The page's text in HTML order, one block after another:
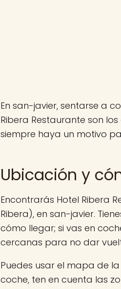
En san-javier, sentarse a
Ribera Restaurante son
siempre haya un motivo
Ubicación y
Encontrarás Hotel Ribera
Ribera), en san-javier.
cómo llegar; si vas en
cercanas para no dar
Puedes usar el mapa de
coche, ten en cuenta las